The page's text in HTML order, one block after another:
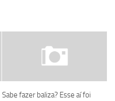
Sabe fazer baliza? Esse aí foi